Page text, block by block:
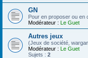
GN
Pour en proposer ou en
Modérateur : Le Guet
Autres jeux
(Jeux de société,
Modérateur : Le Guet
Sujets : 2